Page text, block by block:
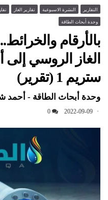
التقارير النشرة الاسبوعية تقارير الغاز
وحدة أبحاث الطاقة
بالأرقام
الغاز الروسي إلى
ستريم 1 (تقرير)
وحدة أبحاث الطاقة - أحمد
2022-09-09
0